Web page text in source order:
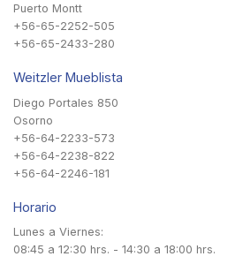
Puerto Montt
+56-65-2252-505
+56-65-2433-280
Weitzler Mueblista
Diego Portales 850
Osorno
+56-64-2233-573
+56-64-2238-822
+56-64-2246-181
Horario
Lunes a Viernes:
08:45 a 12:30 hrs. - 14:30 a 18:00 hrs.